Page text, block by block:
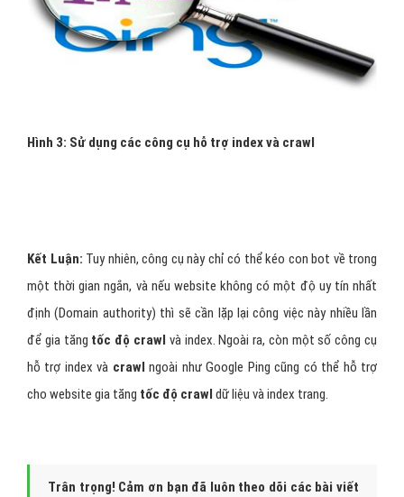
Hình 3: Sử dụng các công cụ hỗ trợ index và crawl
Kết Luận: Tuy nhiên, công cụ này chỉ có thể kéo con bot về trong
một thời gian ngắn, và nếu website không có một độ uy tín nhất
định (Domain authority) thì sẽ cần lặp lại công việc này nhiều lần
để gia tăng tốc độ crawl và index. Ngoài ra, còn một số công cụ
hỗ trợ index và crawlngoài như Google Ping cũng có thể hỗ trợ
cho website gia tăng tốc độ crawl dữ liệu và index trang.
Trân trọng! Cảm ơn bạn đã luôn theo dõi các bài viết